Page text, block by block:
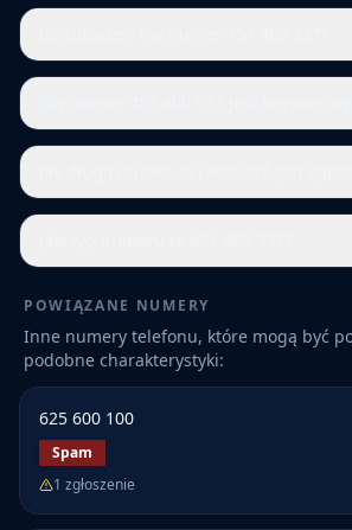
POWIĄZANE NUMERY
Inne numery telefonu, które mogą być
podobne charakterystyki:
625 600 100
Spam
1 zgłoszenie